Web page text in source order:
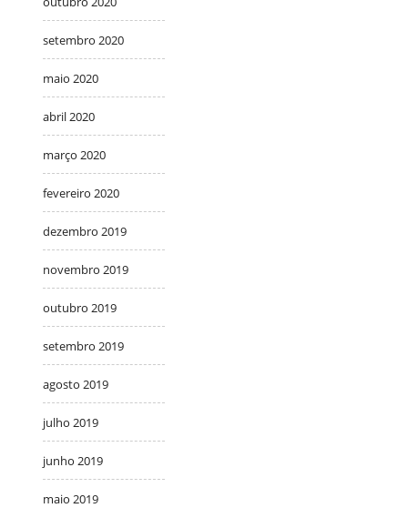
setembro 2020
maio 2020
abril 2020
março 2020
fevereiro 2020
dezembro 2019
novembro 2019
outubro 2019
setembro 2019
agosto 2019
julho 2019
junho 2019
maio 2019